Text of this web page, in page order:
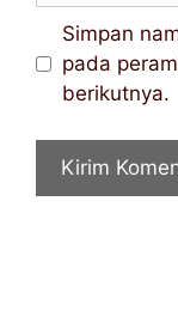
Simpan
pada
berikutnya.